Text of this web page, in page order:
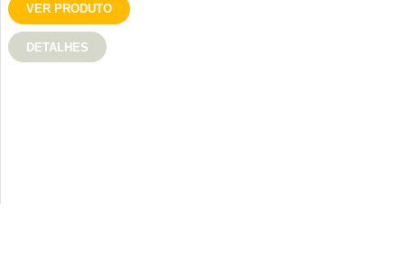
VER PRODUTO
DETALHES